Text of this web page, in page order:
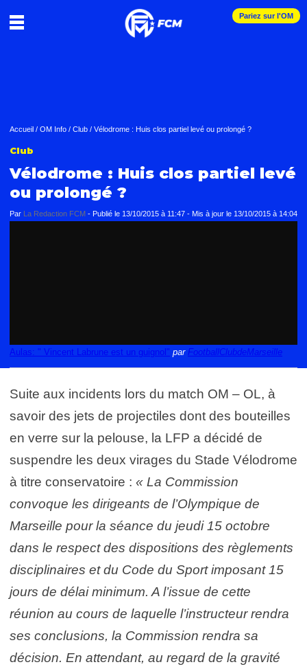
Pariez sur l'OM
Accueil / OM Info / Club / Vélodrome : Huis clos partiel levé ou prolongé ?
Club
Vélodrome : Huis clos partiel levé
ou prolongé ?
Par La Redaction FCM - Publié le 13/10/2015 à 11:47 - Mis à jour le 13/10/2015 à 14:04
Aulas: " Vincent Labrune est un guignol" par FootballClubdeMarseille
Suite aux incidents lors du match OM – OL, à
savoir des jets de projectiles dont des bouteilles
en verre sur la pelouse, la LFP a décidé de
suspendre les deux virages du Stade Vélodrome
à titre conservatoire : « La Commission
convoque les dirigeants de l’Olympique de
Marseille pour la séance du jeudi 15 octobre
dans le respect des dispositions des règlements
disciplinaires et du Code du Sport imposant 15
jours de délai minimum. A l’issue de cette
réunion au cours de laquelle l’instructeur rendra
ses conclusions, la Commission rendra sa
décision. En attendant, au regard de la gravité